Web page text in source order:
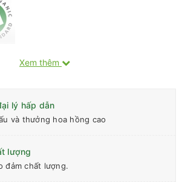
Xem thêm
lý hấp dẫn
và thưởng hoa hồng cao
lượng
đảm chất lượng.